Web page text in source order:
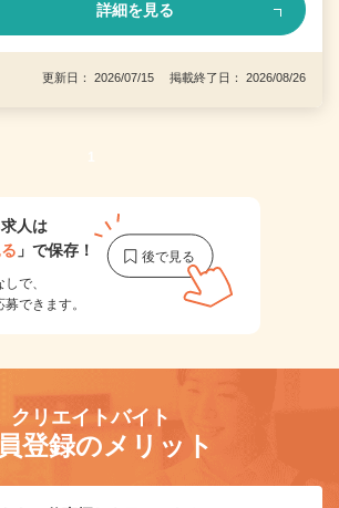
詳細を見る
更新日： 2026/07/15 掲載終了日： 2026/08/26
1
人は
」で保存！
で、
できます。
クリエイトバイト
登録のメリット